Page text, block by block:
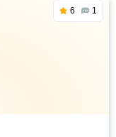
6 1